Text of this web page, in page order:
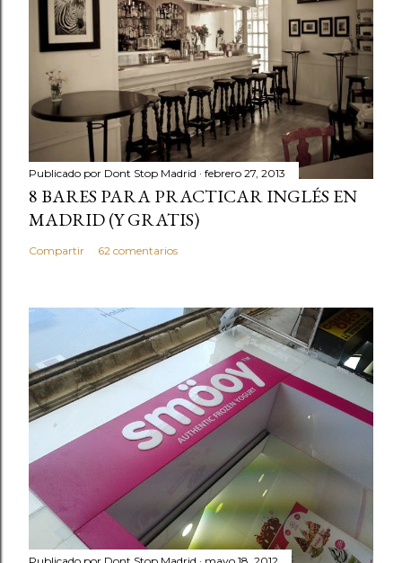
Publicado por Dont Stop Madrid febrero 27, 2013
8 BARES PARA PRACTICAR INGLÉS EN
MADRID (Y GRATIS)
Compartir 62 comentarios